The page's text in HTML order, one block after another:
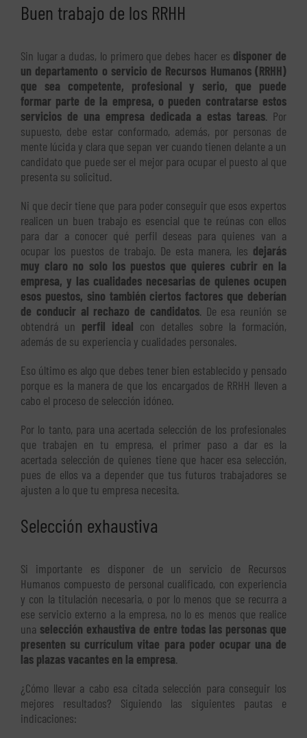
Buen trabajo de los RRHH
Sin lugar a dudas, lo primero que debes hacer es disponer de
un departamento o servicio de Recursos Humanos (RRHH)
que sea competente, profesional y serio, que puede
formar parte de la empresa, o pueden contratarse estos
servicios de una empresa dedicada a estas tareas. Por
supuesto, debe estar conformado, además, por personas de
mente lúcida y clara que sepan ver cuando tienen delante a un
candidato que puede ser el mejor para ocupar el puesto al que
presenta su solicitud.
Ni que decir tiene que para poder conseguir que esos expertos
realicen un buen trabajo es esencial que te reúnas con ellos
para dar a conocer qué perfil deseas para quienes van a
ocupar los puestos de trabajo. De esta manera, les dejarás
muy claro no solo los puestos que quieres cubrir en la
empresa, y las cualidades necesarias de quienes ocupen
esos puestos, sino también ciertos factores que deberían
de conducir al rechazo de candidatos. De esa reunión se
obtendrá un perfil ideal con detalles sobre la formación,
además de su experiencia y cualidades personales.
Eso último es algo que debes tener bien establecido y pensado
porque es la manera de que los encargados de RRHH lleven a
cabo el proceso de selección idóneo.
Por lo tanto, para una acertada selección de los profesionales
que trabajen en tu empresa, el primer paso a dar es la
acertada selección de quienes tiene que hacer esa selección,
pues de ellos va a depender que tus futuros trabajadores se
ajusten a lo que tu empresa necesita.
Selección exhaustiva
Si importante es disponer de un servicio de Recursos
Humanos compuesto de personal cualificado, con experiencia
y con la titulación necesaria, o por lo menos que se recurra a
ese servicio externo a la empresa, no lo es menos que realice
una selección exhaustiva de entre todas las personas que
presenten su currículum vitae para poder ocupar una de
las plazas vacantes en la empresa.
¿Cómo llevar a cabo esa citada selección para conseguir los
mejores resultados? Siguiendo las siguientes pautas e
indicaciones: